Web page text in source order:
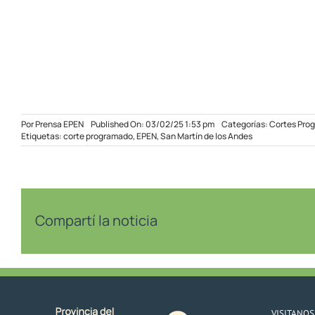
PorPrensa EPEN Published On: 03/02/25 1:53 pm Categorías:Cortes
Etiquetas:corte programado,EPEN,San Martín de los Andes
Compartí la noticia